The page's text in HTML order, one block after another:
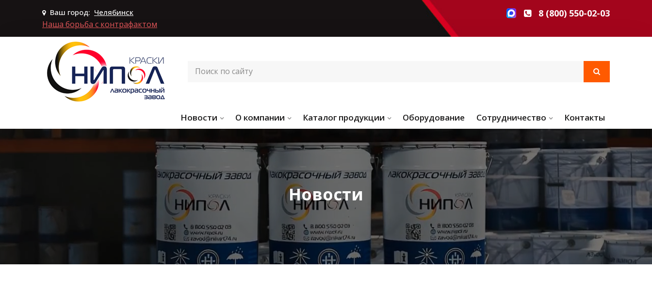
Ваш город: Челябинск
Наша борьба с контрафактом
8 (800) 550-02-03
Новости О компании Каталог продукции Оборудование Сотрудничество Контакты
Новости